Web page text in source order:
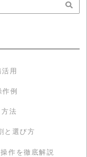
用
例
法
と選び方
作を徹底解説